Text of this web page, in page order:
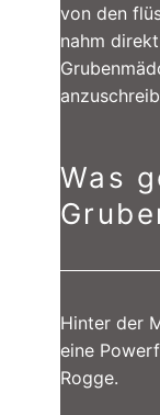
von den
nahm
Was
Hinter der
eine
Rogge.